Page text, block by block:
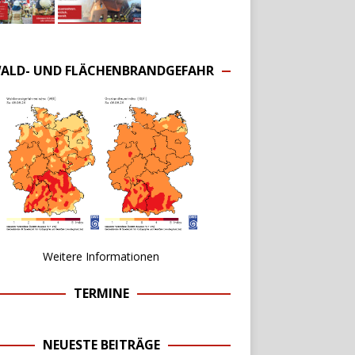
UND FLÄCHENBRANDGEFAHR
Weitere Informationen
TERMINE
NEUESTE BEITRÄGE